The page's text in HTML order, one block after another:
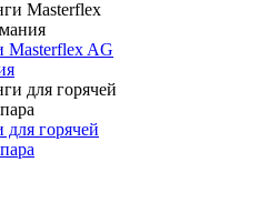
AG
горячей